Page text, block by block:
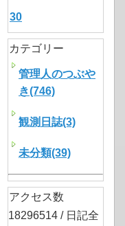
30
カテゴリー
管理人のつぶや
き(746)
観測日誌(3)
未分類(39)
アクセス数
18296514 / 日記全